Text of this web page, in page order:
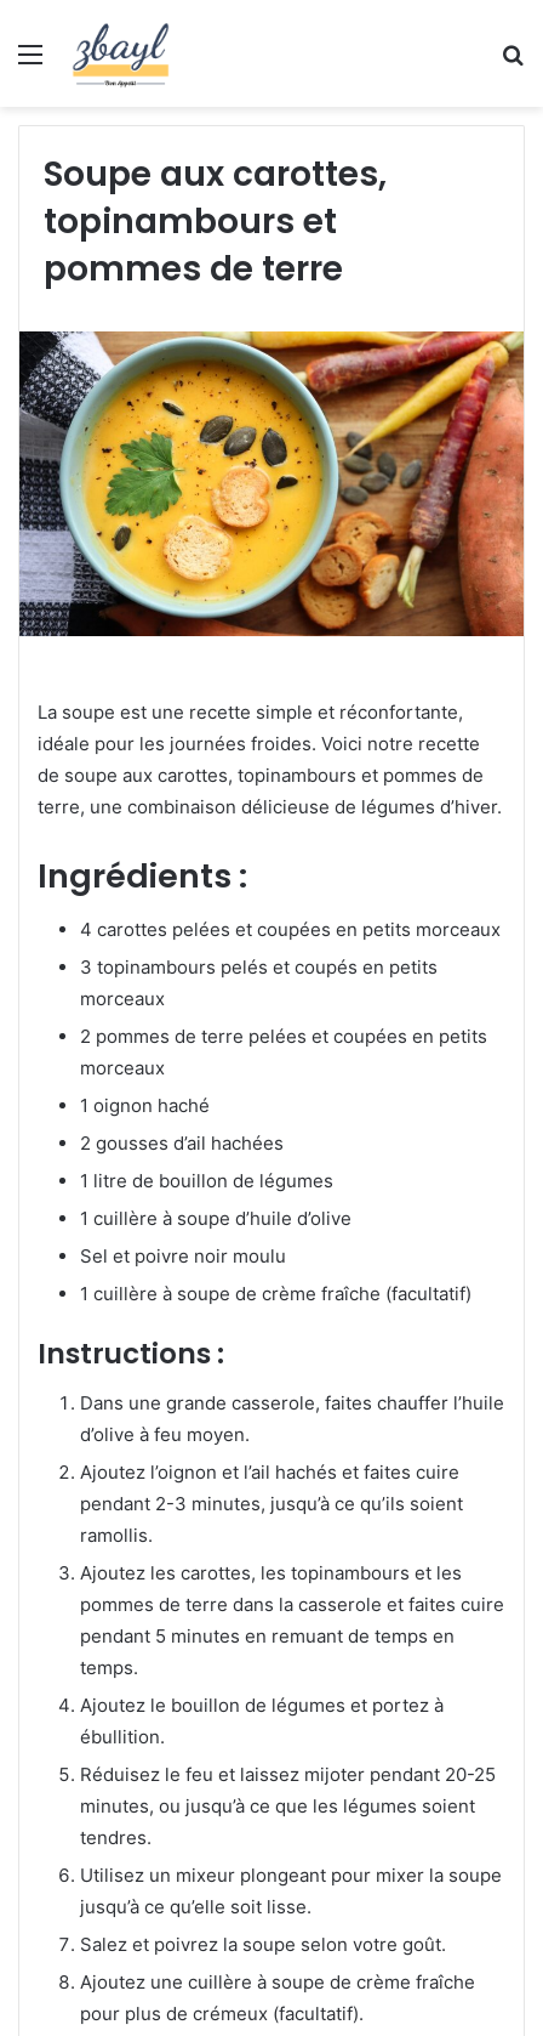
Menu
Soupe aux carottes,
topinambours et
pommes de terre
La soupe est une recette simple et réconfortante,
idéale pour les journées froides. Voici notre recette
de soupe aux carottes, topinambours et pommes de
terre, une combinaison délicieuse de légumes d’hiver.
Ingrédients :
4 carottes pelées et coupées en petits morceaux
3 topinambours pelés et coupés en petits
morceaux
2 pommes de terre pelées et coupées en petits
morceaux
1 oignon haché
2 gousses d’ail hachées
1 litre de bouillon de légumes
1 cuillère à soupe d’huile d’olive
Sel et poivre noir moulu
1 cuillère à soupe de crème fraîche (facultatif)
Instructions :
Dans une grande casserole, faites chauffer l’huile
d’olive à feu moyen.
Ajoutez l’oignon et l’ail hachés et faites cuire
pendant 2-3 minutes, jusqu’à ce qu’ils soient
ramollis.
Ajoutez les carottes, les topinambours et les
pommes de terre dans la casserole et faites cuire
pendant 5 minutes en remuant de temps en
temps.
Ajoutez le bouillon de légumes et portez à
ébullition.
Réduisez le feu et laissez mijoter pendant 20-25
minutes, ou jusqu’à ce que les légumes soient
tendres.
Utilisez un mixeur plongeant pour mixer la soupe
jusqu’à ce qu’elle soit lisse.
Salez et poivrez la soupe selon votre goût.
Ajoutez une cuillère à soupe de crème fraîche
pour plus de crémeux (facultatif).